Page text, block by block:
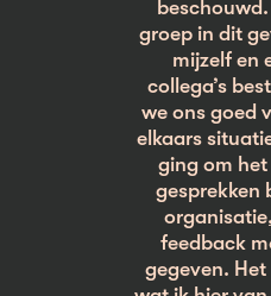
groep in dit
mijzelf en
collega’s
we ons goed
elkaars
ging om
gesprekken
feedback
gegeven.